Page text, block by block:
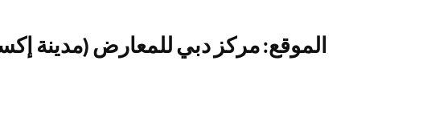
الموقع: مركز دبي للمعارض (مدينة